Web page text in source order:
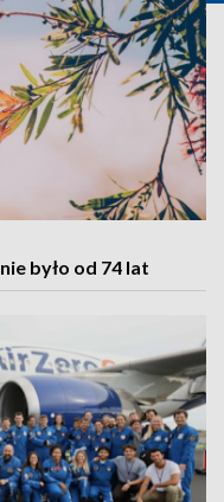
było od 74 lat